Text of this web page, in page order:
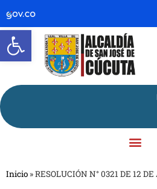
Abrir barra de
Inicio »RESOLUCIÓN N° 0321 DE 12